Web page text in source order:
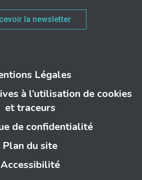
la newsletter
Légales
à l’utilisation de cookies
et traceurs
de confidentialité
Plan du site
Accessibilité